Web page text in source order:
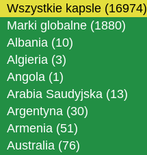
Wszystkie kapsle (16974)
Marki globalne (1880)
Albania (10)
Algieria (3)
Angola (1)
Arabia Saudyjska (13)
Argentyna (30)
Armenia (51)
Australia (76)